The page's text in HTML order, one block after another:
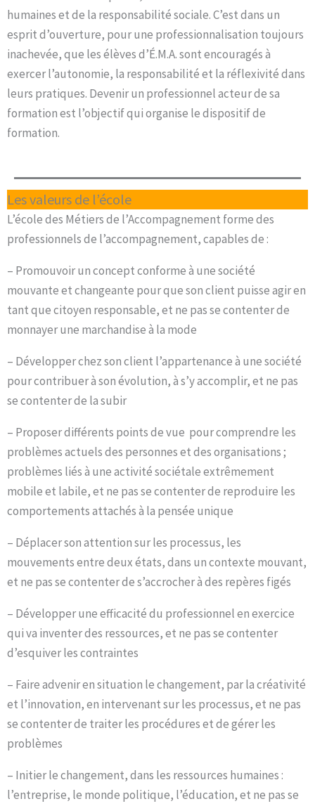
humaines et de la responsabilité sociale. C’est dans un
esprit d’ouverture, pour une professionnalisation toujours
inachevée, que les élèves d’É.M.A. sont encouragés à
exercer l’autonomie, la responsabilité et la réflexivité dans
leurs pratiques. Devenir un professionnel acteur de sa
formation est l’objectif qui organise le dispositif de
formation.
Les valeurs de l’école
L’école des Métiers de l’Accompagnement forme des
professionnels de l’accompagnement, capables de :
– Promouvoir un concept conforme à une société
mouvante et changeante pour que son client puisse agir en
tant que citoyen responsable, et ne pas se contenter de
monnayer une marchandise à la mode
– Développer chez son client l’appartenance à une société
pour contribuer à son évolution, à s’y accomplir, et ne pas
se contenter de la subir
– Proposer différents points de vue pour comprendre les
problèmes actuels des personnes et des organisations ;
problèmes liés à une activité sociétale extrêmement
mobile et labile, et ne pas se contenter de reproduire les
comportements attachés à la pensée unique
– Déplacer son attention sur les processus, les
mouvements entre deux états, dans un contexte mouvant,
et ne pas se contenter de s’accrocher à des repères figés
– Développer une efficacité du professionnel en exercice
qui va inventer des ressources, et ne pas se contenter
d’esquiver les contraintes
– Faire advenir en situation le changement, par la créativité
et l’innovation, en intervenant sur les processus, et ne pas
se contenter de traiter les procédures et de gérer les
problèmes
– Initier le changement, dans les ressources humaines :
l’entreprise, le monde politique, l’éducation, et ne pas se